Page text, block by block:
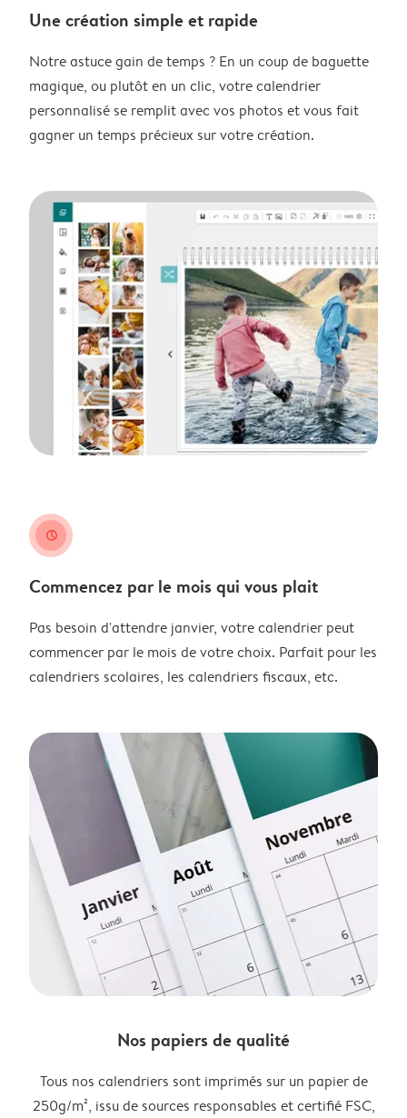
Une création simple et rapide
Notre astuce gain de temps ? En un coup de baguette
magique, ou plutôt en un clic, votre calendrier
personnalisé se remplit avec vos photos et vous fait
gagner un temps précieux sur votre création.
clock
Commencez par le mois qui vous plait
Pas besoin d'attendre janvier, votre calendrier peut
commencer par le mois de votre choix. Parfait pour les
calendriers scolaires, les calendriers fiscaux, etc.
Nos papiers de qualité
Tous nos calendriers sont imprimés sur un papier de
250g/m², issu de sources responsables et certifié FSC,